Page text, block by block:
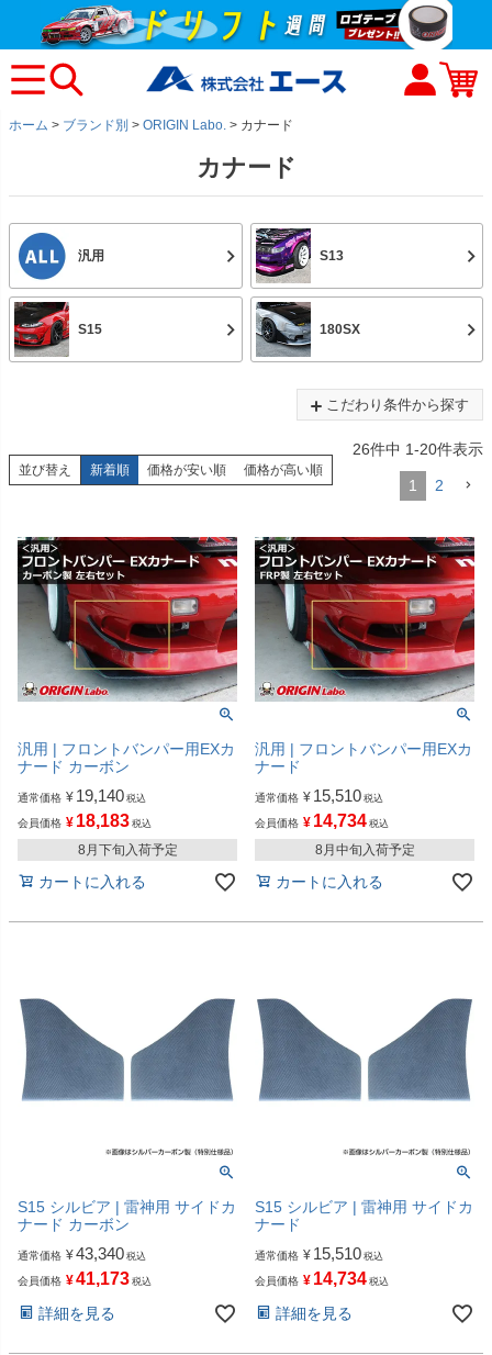
ホーム ブランド別 ORIGIN Labo. カナード
カナード
汎用 S13
S15 180SX
こだわり条件から探す
並び替え 新着順 価格が安い順 価格が高い順
26件中 1-20件表示
1 2
汎用 | フロントバンパー用EXカ
ナード カーボン
通常価格 ¥ 19,140 税込
会員価格 ¥ 18,183 税込
8月下旬入荷予定
カートに入れる
汎用 | フロントバンパー用EXカ
ナード
通常価格 ¥ 15,510 税込
会員価格 ¥ 14,734 税込
8月中旬入荷予定
カートに入れる
S15 シルビア | 雷神用 サイドカ
ナード カーボン
通常価格 ¥43,340 税込
会員価格 ¥41,173 税込
詳細を見る
S15 シルビア | 雷神用 サイドカ
ナード
通常価格 ¥ 15,510 税込
会員価格 ¥ 14,734 税込
詳細を見る